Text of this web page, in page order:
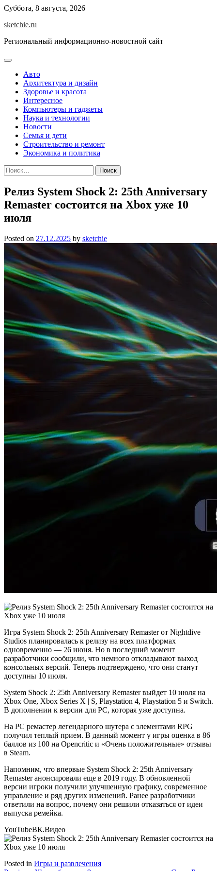
Skip
content
Суббота, 8 августа, 2026
sketchie.ru
Региональный информационно-новостной сайт
Авто
Архитектура и дизайн
Здоровье и красота
Интересное
Компьютеры и гаджеты
Наука и технологии
Новости
Семья и дети
Строительство и ремонт
Экономика и политика
Найти:
Релиз System Shock 2: 25th Anniversary
Remaster состоится на Xbox уже 10
июля
Posted on 27.12.2025 by sketchie
Игра System Shock 2: 25th Anniversary Remaster от Nightdive
Studios планировалась к релизу на всех платформах
одновременно — 26 июня. Но в последний момент
разработчики сообщили, что немного откладывают выход
консольных версий. Теперь подтверждено, что они станут
доступны 10 июля.
System Shock 2: 25th Anniversary Remaster выйдет 10 июля на
Xbox One, Xbox Series X | S, Playstation 4, Playstation 5 и Switch.
В дополнении к версии для PC, которая уже доступна.
На PC ремастер легендарного шутера с элементами RPG
получил теплый прием. В данный момент у игры оценка в 86
баллов из 100 на Opencritic и «Очень положительные» отзывы
в Steam.
Напомним, что впервые System Shock 2: 25th Anniversary
Remaster анонсировали еще в 2019 году. В обновленной
версии игроки получили улучшенную графику, современное
управление и ряд других изменений. Ранее разработчики
ответили на вопрос, почему они решили отказаться от идеи
выпуска ремейка.
YouTubeВК.Видео
Posted in Игры и развлечения